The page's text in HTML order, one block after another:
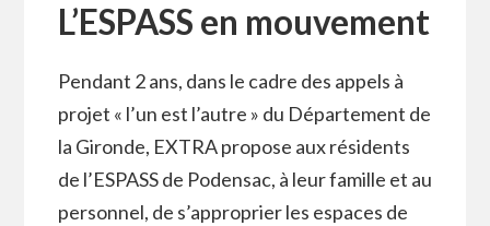
L’ESPASS en mouvement
Pendant 2 ans, dans le cadre des appels à
projet « l’un est l’autre » du Département de
la Gironde, EXTRA propose aux résidents
de l’ESPASS de Podensac, à leur famille et au
personnel, de s’approprier les espaces de